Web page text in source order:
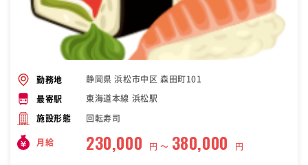
勤務地 静岡県 浜松市中区 森田町101
最寄駅 東海道本線 浜松駅
施設形態 回転寿司
月給 230,000 円 〜 380,000 円